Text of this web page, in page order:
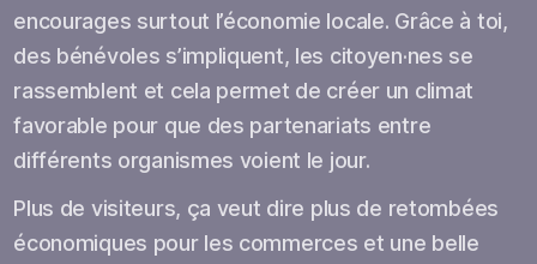
encourages surtout l’économie locale. Grâce à toi,
des bénévoles s’impliquent, les citoyen·nes se
rassemblent et cela permet de créer un climat
favorable pour que des partenariats entre
différents organismes voient le jour.
Plus de visiteurs, ça veut dire plus de retombées
économiques pour les commerces et une belle